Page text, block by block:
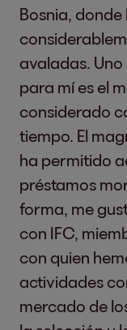
Bosnia,
avaladas.
para mí es el
considerado
tiempo. El
ha permitido
préstamos
forma, me
con IFC,
con quien
actividades
mercado de